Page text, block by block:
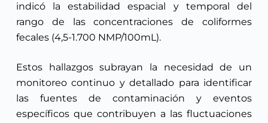
indicó la estabilidad espacial y temporal del
rango de las concentraciones de coliformes
fecales (4,5-1.700 NMP/100mL).
Estos hallazgos subrayan la necesidad de un
monitoreo continuo y detallado para identificar
las fuentes de contaminación y eventos
específicos que contribuyen a las fluctuaciones